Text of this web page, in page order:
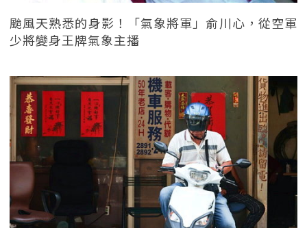
颱風天熟悉的身影！「氣象將軍」俞川心，從空軍
少將變身王牌氣象主播